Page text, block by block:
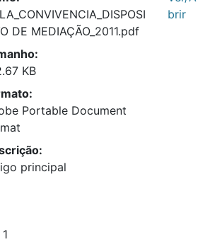
DE MEDIAÇÃO_2011.pdf
KB
Portable Document
principal
brir